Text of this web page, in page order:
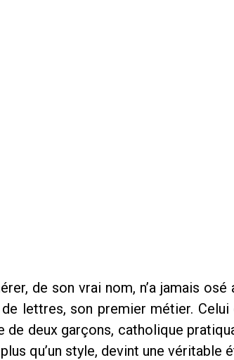
de son vrai nom, n’a jamais
lettres, son premier métier.
de deux garçons, catholique
qu’un style, devint une